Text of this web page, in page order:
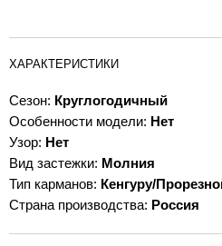
ХАРАКТЕРИСТИКИ
Сезон: Круглогодичный
Особенности модели: Нет
Узор: Нет
Вид застежки: Молния
Тип карманов: Кенгуру/
Страна производства: Россия